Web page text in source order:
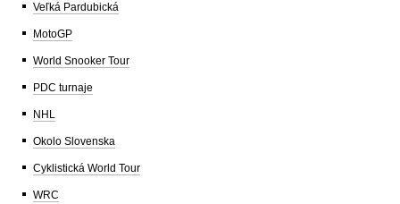
Veľká Pardubická
MotoGP
World Snooker Tour
PDC turnaje
NHL
Okolo Slovenska
Cyklistická World Tour
WRC